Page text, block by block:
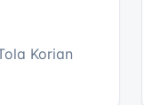
Korian